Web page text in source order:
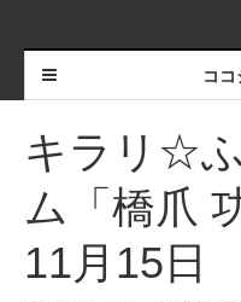
コ
キラリ☆
ム「橋爪
11月15日